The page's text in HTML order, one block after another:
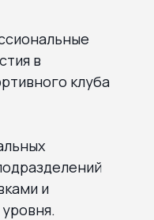
в
клуба
и